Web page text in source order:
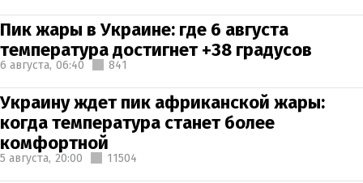
Пик жары в Украине: где 6 августа
температура достигнет +38 градусов
6 августа, 06:40 841
Украину ждет пик африканской жары:
когда температура станет более
комфортной
5 августа, 20:00 11504